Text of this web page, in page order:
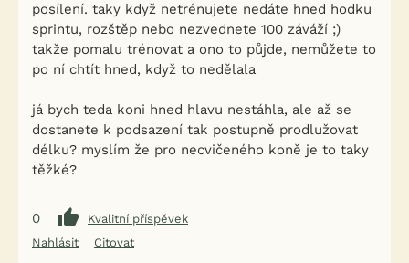
posílení. taky když netrénujete nedáte hned hodku
sprintu, rozštěp nebo nezvednete 100 záváží ;)
takže pomalu trénovat a ono to půjde, nemůžete to
po ní chtít hned, když to nedělala
já bych teda koni hned hlavu nestáhla, ale až se
dostanete k podsazení tak postupně prodlužovat
délku? myslím že pro necvičeného koně je to taky
těžké?
0
Kvalitní příspěvek
Nahlásit
Citovat